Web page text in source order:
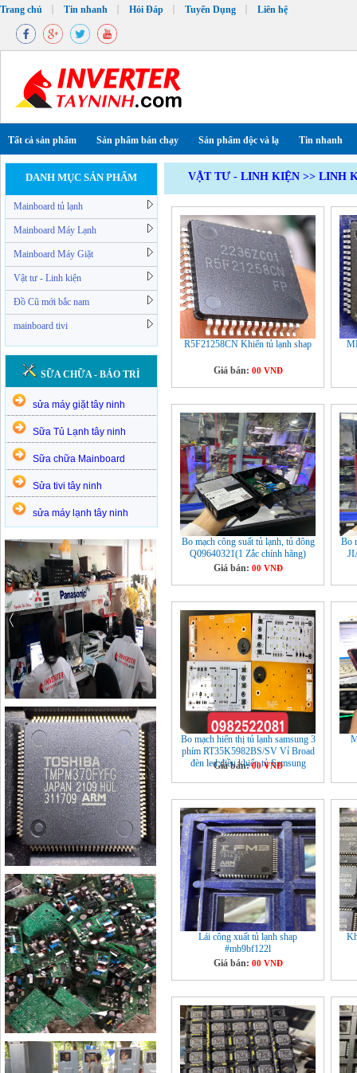
Trang chủ Tin nhanh Hỏi Đáp Tuyển Dụng Liên hệ
Tất cả sản phẩm Sản phẩm bán chạy Sản phẩm độc và lạ Tin nhanh
DANH MỤC SẢN PHẨM
Mainboard tủ lạnh
Mainboard Máy Lạnh
Mainboard Máy Giặt
Vật tư - Linh kiện
Đồ Cũ mới bắc nam
mainboard tivi
SỮA CHỮA - BẢO TRÌ
sửa máy giặt tây ninh
Sữa Tủ Lạnh tây ninh
Sữa chữa Mainboard
Sửa tivi tây ninh
sửa máy lạnh tây ninh
VẬT TƯ - LINH KIỆN >> LINH
R5F21258CN Khiển tủ lạnh shap
Giá bán: 00 VNĐ
Bo mạch công suất tủ lạnh, tủ đông
Q09640321(1 Zắc chính hãng)
Giá bán: 00 VNĐ
Bo
Bo mạch hiển thị tủ lạnh samsung 3
phím RT35K5982BS/SV Vỉ Broad
đèn led điều khiển tủ Samsung
Giá bán:00 VNĐ
Lái công xuất tủ lạnh shap
#mb9bf122l
Giá bán: 00 VNĐ